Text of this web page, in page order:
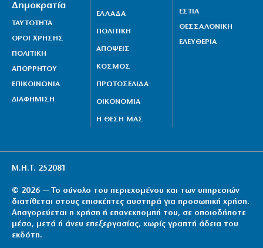
Δημοκρατία
ΤΑΥΤΟΤΗΤΑ
ΟΡΟΙ ΧΡΗΣΗΣ
ΠΟΛΙΤΙΚΗ
ΑΠΟΡΡΗΤΟΥ
ΕΠΙΚΟΙΝΩΝΙΑ
ΔΙΑΦΗΜΙΣΗ
ΕΛΛΑΔΑ
ΠΟΛΙΤΙΚΗ
ΑΠΟΨΕΙΣ
ΚΟΣΜΟΣ
ΠΡΩΤΟΣΕΛΙΔΑ
ΟΙΚΟΝΟΜΙΑ
Η ΘΕΣΗ ΜΑΣ
ΕΣΤΙΑ
ΘΕΣΣΑΛΟΝΙΚΗ
ΕΛΕΥΘΕΡΙΑ
Μ.Η.Τ. 252081
© 2026 — Το σύνολο του περιεχομένου και των υπηρεσιών
διατίθεται στους επισκέπτες αυστηρά για προσωπική χρήση.
Απαγορεύεται η χρήση ή επανεκπομπή του, σε οποιοδήποτε
μέσο, μετά ή άνευ επεξεργασίας, χωρίς γραπτή άδεια του
εκδότη.